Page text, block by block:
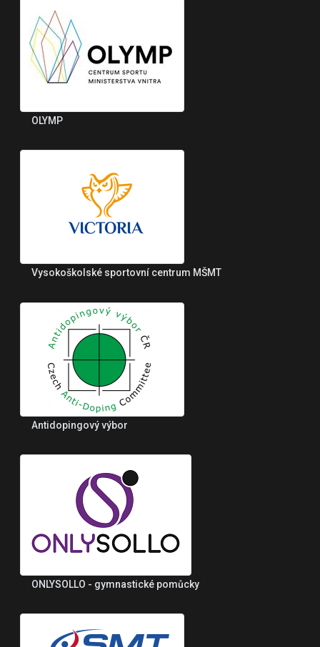
OLYMP
Vysokoškolské sportovní centrum MŠMT
Antidopingový výbor
ONLYSOLLO - gymnastické pomůcky